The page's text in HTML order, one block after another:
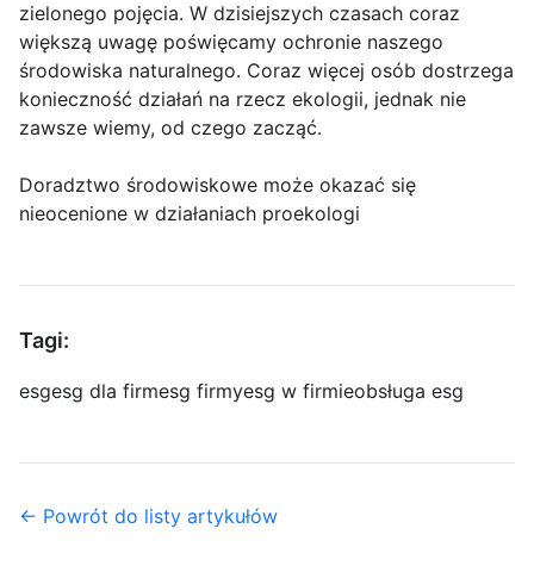
zielonego pojęcia. W dzisiejszych czasach coraz
większą uwagę poświęcamy ochronie naszego
środowiska naturalnego. Coraz więcej osób dostrzega
konieczność działań na rzecz ekologii, jednak nie
zawsze wiemy, od czego zacząć.
Doradztwo środowiskowe może okazać się
nieocenione w działaniach proekologi
Tagi:
esgesg dla firmesg firmyesg w firmieobsługa esg
← Powrót do listy artykułów